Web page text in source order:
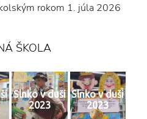
rokom 1. júla 2026
ŠKOLA
Slnko v duši
2023
Slnko v duši
2023